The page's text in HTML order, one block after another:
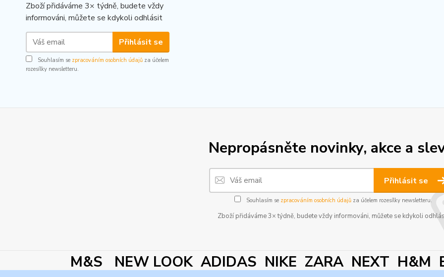
Zboží přidáváme 3× týdně, budete vždy
informováni, můžete se kdykoli odhlásit
Přihlásit se
Souhlasím se zpracováním osobních údajů za účelem
rozesílky newsletteru.
Nepropásněte novinky, akce a
Přihlásit se
Souhlasím se zpracováním osobních údajůza účelem rozesílky newsletteru.
Zboží přidáváme 3× týdně, budete vždy informováni, můžete se kdykoli
M&S NEW LOOK ADIDAS NIKE ZARA NEXT H&M